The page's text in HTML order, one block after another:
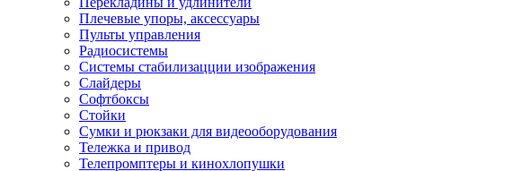
Плечевые упоры, аксессуары
Пульты управления
Радиосистемы
Системы стабилизацции изображения
Слайдеры
Софтбоксы
Стойки
Сумки и рюкзаки для видеооборудования
Тележка и привод
Телепромптеры и кинохлопушки